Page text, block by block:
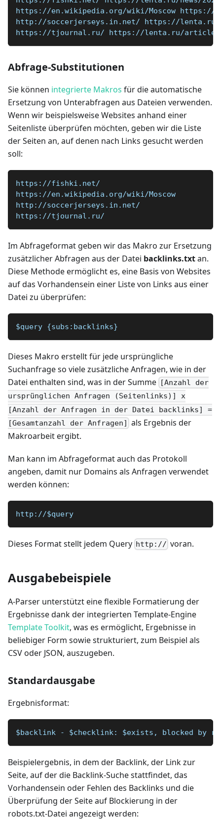
https://en.wikipedia.org/wiki/Moscow https://
http://soccerjerseys.in.net/ https://lenta.ru/
https://tjournal.ru/ https://lenta.ru/articles/
Abfrage-Substitutionen
Sie können integrierte Makros für die automatische
Ersetzung von Unterabfragen aus Dateien verwenden.
Wenn wir beispielsweise Websites anhand einer
Seitenliste überprüfen möchten, geben wir die Liste
der Seiten an, auf denen nach Links gesucht werden
soll:
https://fishki.net/
https://en.wikipedia.org/wiki/Moscow
http://soccerjerseys.in.net/
https://tjournal.ru/
Im Abfrageformat geben wir das Makro zur Ersetzung
zusätzlicher Abfragen aus der Datei backlinks.txtan.
Diese Methode ermöglicht es, eine Basis von Websites
auf das Vorhandensein einer Liste von Links aus einer
Datei zu überprüfen:
$query {subs:backlinks}
Dieses Makro erstellt für jede ursprüngliche
Suchanfrage so viele zusätzliche Anfragen, wie in der
Datei enthalten sind, was in der Summe [Anzahl der
ursprünglichen Anfragen (Seitenlinks)] x
[Anzahl der Anfragen in der Datei backlinks] =
[Gesamtanzahl der Anfragen] als Ergebnis der
Makroarbeit ergibt.
Man kann im Abfrageformat auch das Protokoll
angeben, damit nur Domains als Anfragen verwendet
werden können:
http://$query
Dieses Format stellt jedem Query http:// voran.
Ausgabebeispiele
A-Parser unterstützt eine flexible Formatierung der
Ergebnisse dank der integrierten Template-Engine
Template Toolkit, was es ermöglicht, Ergebnisse in
beliebiger Form sowie strukturiert, zum Beispiel als
CSV oder JSON, auszugeben.
Standardausgabe
Ergebnisformat:
$backlink - $checklink: $exists, blocked by
Beispielergebnis, in dem der Backlink, der Link zur
Seite, auf der die Backlink-Suche stattfindet, das
Vorhandensein oder Fehlen des Backlinks und die
Überprüfung der Seite auf Blockierung in der
robots.txt-Datei angezeigt werden: